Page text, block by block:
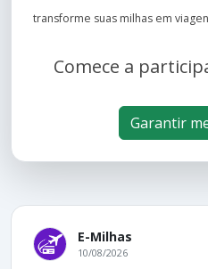
transforme suas milhas em
Comece a
Garantir
E-Milhas
10/08/2026